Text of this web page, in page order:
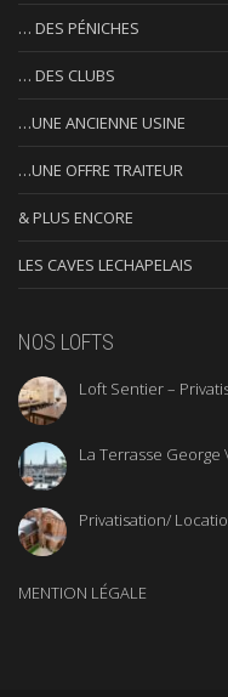
… DES PÉNICHES
… DES CLUBS
…UNE ANCIENNE USINE
…UNE OFFRE TRAITEUR
& PLUS ENCORE
LES CAVES LECHAPELAIS
NOS LOFTS
Loft Sentier –
La Terrasse George
Privatisation/
MENTION LÉGALE